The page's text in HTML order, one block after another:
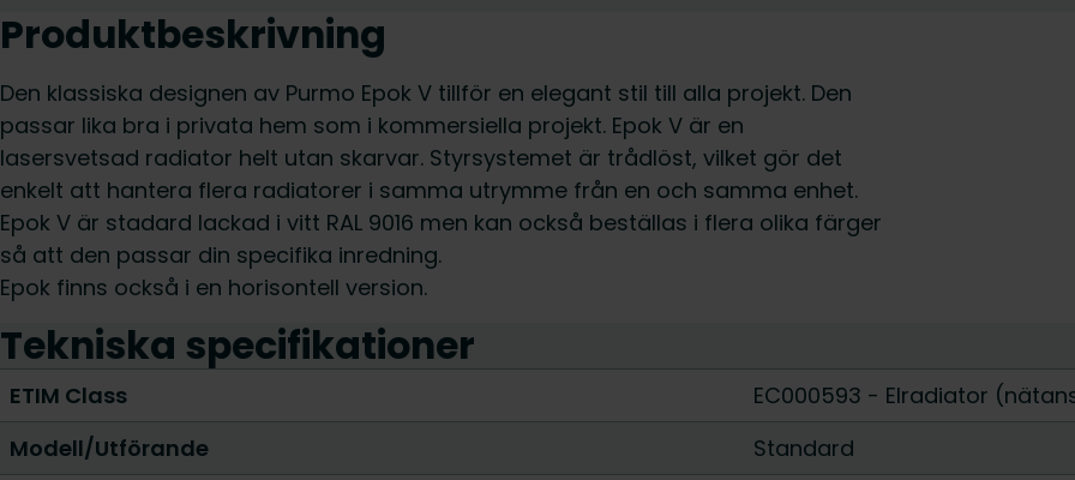
Produktbeskrivning
Den klassiska designen av Purmo Epok V tillför en elegant stil till alla projekt. Den
passar lika bra i privata hem som i kommersiella projekt. Epok V är en
lasersvetsad radiator helt utan skarvar. Styrsystemet är trådlöst, vilket gör det
enkelt att hantera flera radiatorer i samma utrymme från en och samma enhet.
Epok V är stadard lackad i vitt RAL 9016 men kan också beställas i flera olika färger
så att den passar din specifika inredning.
Epok finns också i en horisontell version.
Tekniska specifikationer
ETIM Class
EC000593 - Elradiator
Modell/Utförande
Standard